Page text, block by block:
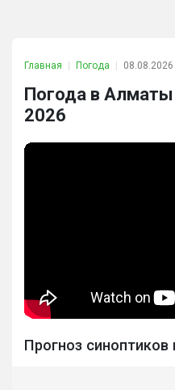
Главная Погода
Погода в Алматы
2026
Прогноз